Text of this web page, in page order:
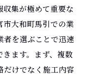
収集が極めて重要な
大和町馬引での業
者を選ぶことで迅速
ます。まず、複数
だけでなく施工内容